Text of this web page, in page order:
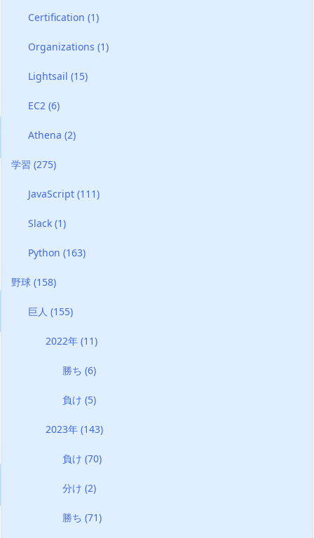
Certification(1)
Organizations(1)
Lightsail(15)
EC2(6)
Athena(2)
学習 (275)
JavaScript(111)
Slack(1)
Python(163)
野球 (158)
巨人(155)
2022年 (11)
勝ち(6)
負け(5)
2023年 (143)
負け(70)
分け(2)
勝ち(71)